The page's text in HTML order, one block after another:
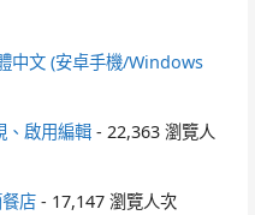
中文 (安卓手機/Windows
、啟用編輯 - 22,363 瀏覽人
店 - 17,147 瀏覽人次